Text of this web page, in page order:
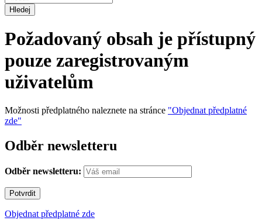
Hledej
Požadovaný obsah je přístupný
pouze zaregistrovaným
uživatelům
Možnosti předplatného naleznete na stránce "Objednat předplatné
zde"
Odběr newsletteru
Odběr newsletteru:
Objednat předplatné zde